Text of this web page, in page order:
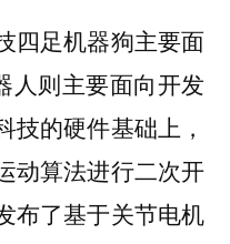
四足机器狗主要面
人则主要面向开发
技的硬件基础上，
动算法进行二次开
布了基于关节电机